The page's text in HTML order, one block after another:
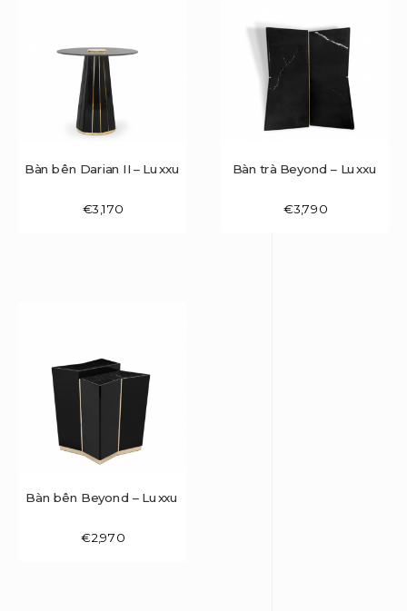
Bàn bên Darian II – Luxxu
€3,170
Bàn trà Beyond – Luxxu
€3,790
Bàn bên Beyond – Luxxu
€2,970